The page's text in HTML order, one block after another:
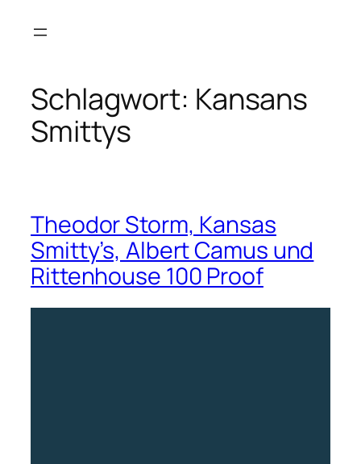
Inhalt
Schlagwort: Kansans
Smittys
Theodor Storm, Kansas
Smitty’s, Albert Camus und
Rittenhouse 100 Proof